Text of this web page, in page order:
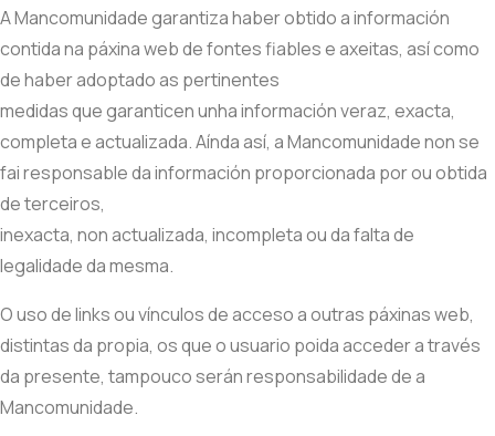
A Mancomunidade garantiza haber obtido a información
contida na páxina web de fontes fiables e axeitas, así como
de haber adoptado as pertinentes
medidas que garanticen unha información veraz, exacta,
completa e actualizada. Aínda así, a Mancomunidade non se
fai responsable da información proporcionada por ou obtida
de terceiros,
inexacta, non actualizada, incompleta ou da falta de
legalidade da mesma.
O uso de links ou vínculos de acceso a outras páxinas web,
distintas da propia, os que o usuario poida acceder a través
da presente, tampouco serán responsabilidade de a
Mancomunidade.